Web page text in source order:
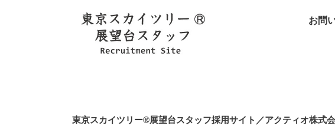
お問
東京スカイツリー®展望台スタッフ採用サイト／アクティオ株